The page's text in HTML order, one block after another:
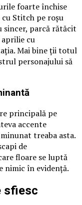
foarte închise
Stitch pe roșu
sincer, parcă rătăcit
aprilie cu
Mai bine ții totul
personajului să
principală pe
accente
treaba asta.
de
floare se luptă
nimic în evidență.
sfiesc